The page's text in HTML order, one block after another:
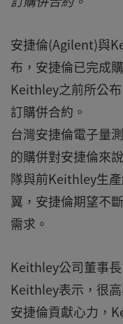
安捷倫(Agilent)與
布，安捷倫已完成
Keithley之前所公
訂購併合約。
台灣安捷倫電子量
的購併對安捷倫來
隊與前Keithley生
翼，安捷倫期望不
需求。
Keithley公司董事
Keithley表示，很
安捷倫貢獻心力，